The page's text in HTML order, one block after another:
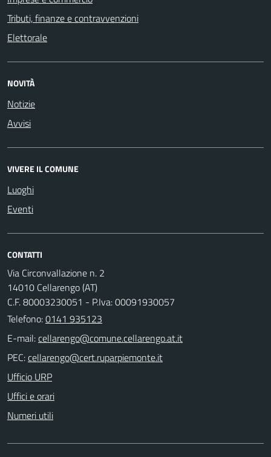
Tributi, finanze e contravvenzioni
Elettorale
NOVITÀ
Notizie
Avvisi
VIVERE IL COMUNE
Luoghi
Eventi
CONTATTI
Via Circonvallazione n. 2
14010 Cellarengo (AT)
C.F. 80003230051 - P.Iva: 00091930057
Telefono:0141 935123
E-mail:
PEC:
Ufficio URP
Uffici e orari
Numeri utili